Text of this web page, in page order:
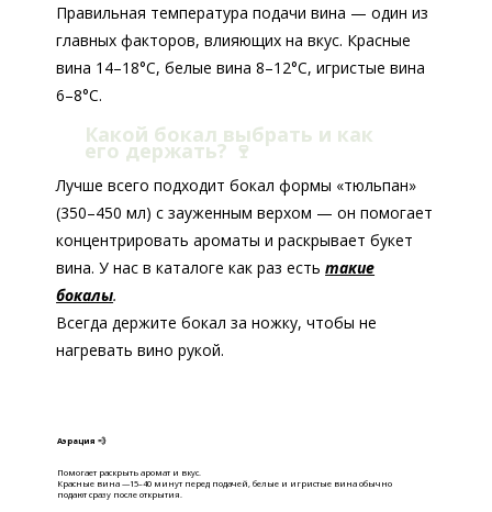
Аэрация 💨
Помогает раскрыть аромат и вкус.
Красные вина —15–40 минут перед подачей, белые и игристые вина обычно
подают сразу после открытия.
Правильная температура подачи вина — один из
главных факторов, влияющих на вкус. Красные
вина 14–18°C, белые вина 8–12°C, игристые вина
6–8°C.
Какой бокал выбрать и как
его держать?🍷
Лучше всего подходит бокал формы «тюльпан»
(350–450 мл) с зауженным верхом — он помогает
концентрировать ароматы и раскрывает букет
вина. У нас в каталоге как раз естьтакие
бокалы.
Всегда держите бокал за ножку, чтобы не
нагревать вино рукой.